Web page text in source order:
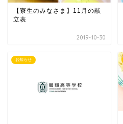
【寮生のみなさま】11月の献
立表
2019-10-30
お知らせ